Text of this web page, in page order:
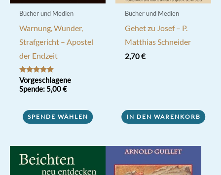
Bücher und Medien
Warnung, Wunder,
Strafgericht – Apostel
der Endzeit
Bewertet mit
5.00
von 5
Vorgeschlagene
Spende: 5,00€
SPENDE WÄHLEN
Bücher und Medien
Gehet zu Josef – P.
Matthias Schneider
2,70€
IN DEN WARENKORB